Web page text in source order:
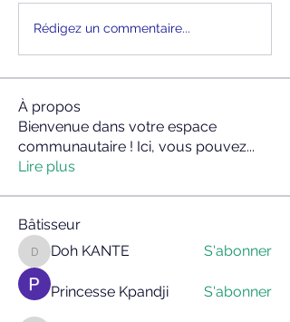
Rédigez un commentaire...
À propos
Bienvenue dans votre espace
communautaire ! Ici, vous pouvez...
Lire plus
Bâtisseur
Doh KANTE
Doh KANTE S'abonner
Princesse Kpandji S'abonner